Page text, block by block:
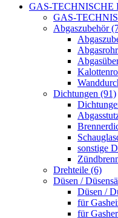
GAS-TECHNISCHE
GAS-
Abgaszubehör
Dichtungen (91)
sonstige
Drehteile (6)
Düsen /
Düsen /
für
für